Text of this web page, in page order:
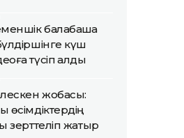
балабақша
күш
түсіп қалды
жобасы:
өсімдіктердің
зерттеліп жатыр